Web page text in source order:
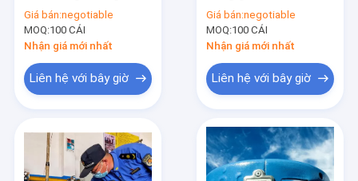
Quản lý tài sản kháng
nhiệt
Giá bán:negotiable
MOQ:100 CÁI
Nhận giá mới nhất
Liên hệ với bây giờ
mòn Khả năng uốn
cong tốt
Giá bán:negotiable
MOQ:100 CÁI
Nhận giá mới nhất
Liên hệ với bây giờ